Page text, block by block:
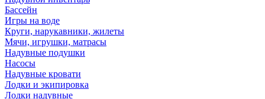
Бассейн
Игры на воде
Круги, нарукавники, жилеты
Мячи, игрушки, матрасы
Надувные подушки
Насосы
Надувные кровати
Лодки и экипировка
Лодки надувные